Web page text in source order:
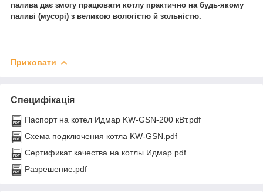
палива дає змогу працювати котлу практично на будь-якому
паливі (мусорі) з великою вологістю й зольністю.
Приховати
Специфікація
Паспорт на котел Идмар KW-GSN-200 кВт.pdf
Схема подключения котла KW-GSN.pdf
Сертификат качества на котлы Идмар.pdf
Разрешение.pdf